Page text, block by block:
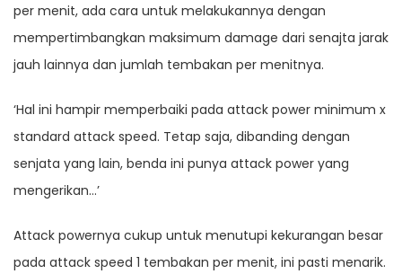
per menit, ada cara untuk melakukannya dengan
mempertimbangkan maksimum damage dari senajta jarak
jauh lainnya dan jumlah tembakan per menitnya.
‘Hal ini hampir memperbaiki pada attack power minimum x
standard attack speed. Tetap saja, dibanding dengan
senjata yang lain, benda ini punya attack power yang
mengerikan…’
Attack powernya cukup untuk menutupi kekurangan besar
pada attack speed 1 tembakan per menit, ini pasti menarik.